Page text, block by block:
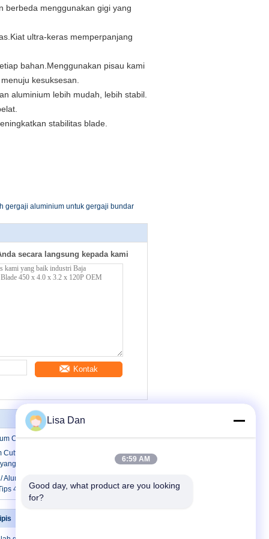
berbeda menggunakan gigi yang
ultra-keras memperpanjang
bahan.Menggunakan pisau kami
kesuksesan.
aluminium lebih mudah, lebih stabil.
stabilitas blade.
gergaji aluminium untuk gergaji bundar
secara langsung kepada kami
Kontak
Cutting Circular Saw Blade
Cutting Circular Saw Blade yang tahan
sangat keras
Aluminium Cutting Circular Saw Blade
450MM
Lisa Dan
6:59 AM
Good day, what product are you looking
for?